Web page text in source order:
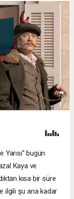
bugün
Kaya ve
kısa bir süre
ilgili şu ana kadar